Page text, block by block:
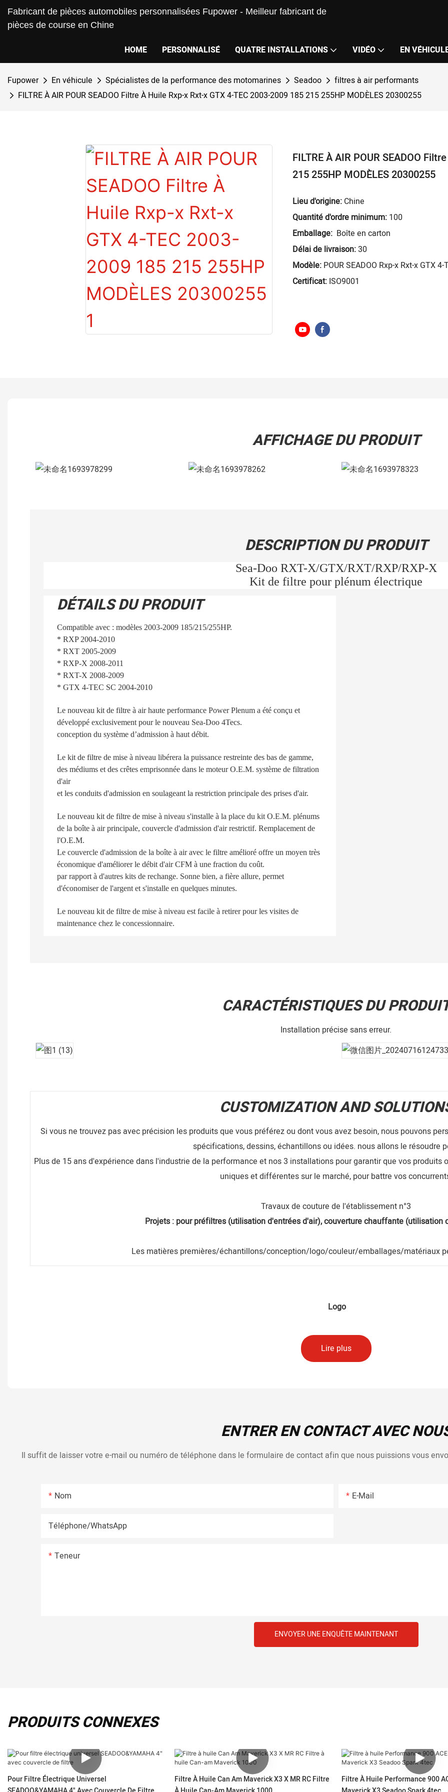
Fabricant de pièces automobiles personnalisées Fupower - Meilleur fabricant de
pièces de course en Chine
HOME PERSONNALISÉ QUATRE INSTALLATIONS VIDÉO EN
Fupower En véhicule Spécialistes de la performance des motomarines Seadoo
filtres à air performants
FILTRE À AIR POUR SEADOO Filtre À Huile Rxp-x Rxt-x GTX 4-TEC 2003-2009 185 215 255HP MODÈLES 20300255
FILTRE À AIR POUR SEADOO
215 255HP MODÈLES 20300255
Lieu d'origine: Chine
Quantité d'ordre minimum: 100
Emballage: Boîte en carton
Délai de livraison:30
Modèle: POUR SEADOO Rxp-x Rxt-x GTX 4-
Certificat: ISO9001
AFFICHAGE DU PRODUIT
DESCRIPTION DU PRODUIT
Sea-Doo RXT-X/GTX/RXT/RXP/RXP-X
Kit de filtre pour plénum électrique
DÉTAILS DU PRODUIT
Compatible avec : modèles 2003-2009 185/215/255HP.
* RXP 2004-2010
* RXT 2005-2009
* RXP-X 2008-2011
* RXT-X 2008-2009
* GTX 4-TEC SC 2004-2010
Le nouveau kit de filtre à air haute performance Power Plenum a été conçu et
développé exclusivement pour le nouveau Sea-Doo 4Tecs.
conception du système d’admission à haut débit.
Le kit de filtre de mise à niveau libérera la puissance restreinte des bas de gamme,
des médiums et des crêtes emprisonnée dans le moteur O.E.M. système de filtration
d'air
et les conduits d'admission en soulageant la restriction principale des prises d'air.
Le nouveau kit de filtre de mise à niveau s'installe à la place du kit O.E.M. plénums
de la boîte à air principale, couvercle d'admission d'air restrictif. Remplacement de
l'O.E.M.
Le couvercle d'admission de la boîte à air avec le filtre amélioré offre un moyen très
économique d'améliorer le débit d'air CFM à une fraction du coût.
par rapport à d'autres kits de rechange. Sonne bien, a fière allure, permet
d'économiser de l'argent et s'installe en quelques minutes.
Le nouveau kit de filtre de mise à niveau est facile à retirer pour les visites de
maintenance chez le concessionnaire.
CARACTÉRISTIQUES DU
Installation précise sans erreur.
CUSTOMIZATION AND
Si vous ne trouvez pas avec précision les produits que vous préférez ou dont vous avez besoin, nous pouvons
spécifications, dessins, échantillons ou idées. nous allons le résoudre
Plus de 15 ans d'expérience dans l'industrie de la performance et nos 3 installations pour garantir que vos
uniques et différentes sur le marché, pour battre vos
Travaux de couture de l'établissement n°3
Projets : pour préfiltres (utilisation d'entrées d'air), couverture chauffante (utilisation
Les matières premières/échantillons/conception/logo/couleur/emballages/matériaux
Logo
Lire plus
ENTRER EN CONTACT AVEC
Il suffit de laisser votre e-mail ou numéro de téléphone dans le formulaire de contact afin que nous puissions vous
Nom E-Mail
Téléphone/WhatsApp
Teneur
ENVOYER UNE ENQUÊTE MAINTENANT
PRODUITS CONNEXES
Pour Filtre Électrique Universel
Filtre À Huile Can Am Maverick X3 X MR RC Filtre
Filtre À Huile Performance 900